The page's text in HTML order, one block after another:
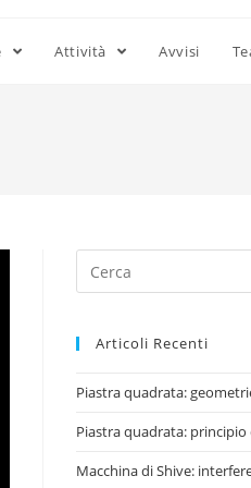
Attività Avvisi
Articoli Recenti
Piastra quadrata:
Piastra quadrata:
Macchina di Shive: